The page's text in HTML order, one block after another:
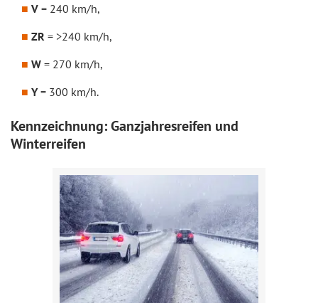
V = 240 km/h,
ZR = >240 km/h,
W = 270 km/h,
Y= 300 km/h.
Kennzeichnung: Ganzjahresreifen und
Winterreifen